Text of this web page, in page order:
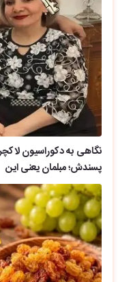
نگاهی به دکوراسیون
پسندش؛ مبلمان یعنی این